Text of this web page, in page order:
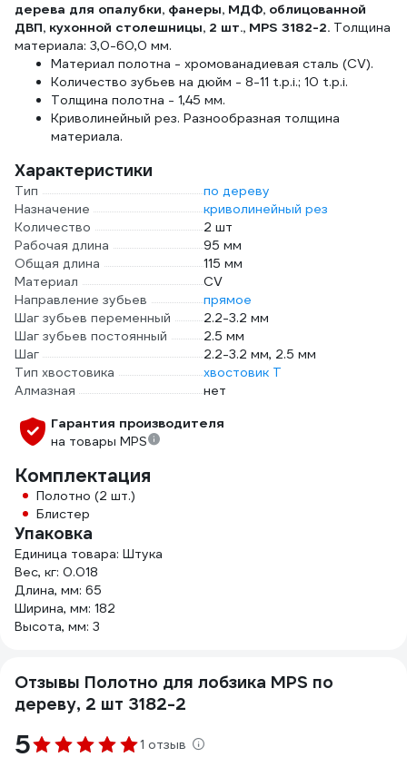
дерева для опалубки, фанеры, МДФ, облицованной
ДВП, кухонной столешницы, 2 шт., MPS 3182-2. Толщина
материала: 3,0-60,0 мм.
Материал полотна - хромованадиевая сталь (CV).
Количество зубьев на дюйм - 8-11 t.p.i.; 10 t.p.i.
Толщина полотна - 1,45 мм.
Криволинейный рез. Разнообразная толщина
материала.
Характеристики
Тип
по дереву
Назначение
криволинейный рез
Количество
2 шт
Рабочая длина
95 мм
Общая длина
115 мм
Материал
CV
Направление зубьев
прямое
Шаг зубьев переменный
2.2-3.2 мм
Шаг зубьев постоянный
2.5 мм
Шаг
2.2-3.2 мм, 2.5 мм
Тип хвостовика
хвостовик Т
Алмазная
нет
Гарантия производителя
на товары MPS
Комплектация
Полотно (2 шт.)
Блистер
Упаковка
Единица товара: Штука
Вес, кг: 0.018
Длина, мм: 65
Ширина, мм: 182
Высота, мм: 3
Отзывы Полотно для лобзика MPS по
дереву, 2 шт 3182-2
5 1 отзыв